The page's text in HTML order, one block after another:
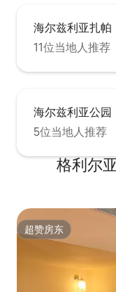
海尔兹利亚扎帕
11位当地人推荐
海尔兹利亚公园
5位当地人推荐
格利尔
超赞房东
超赞房东